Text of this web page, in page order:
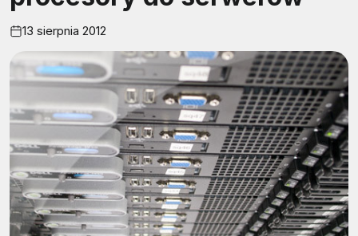
13 sierpnia 2012